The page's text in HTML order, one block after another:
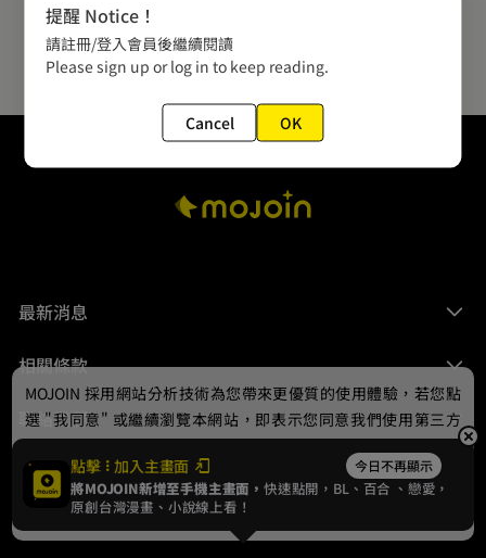
最新消息
相關條款
聯絡我們
© 2024 gamania Digital Entertainment Co., Ltd.
點擊 加入主畫面 今日不再顯示
將MOJOIN新增至手機主畫面，快速點開，BL、 百合 、戀愛，
原創台灣漫畫、小說線上看！
MOJOIN 採用網站分析技術為您帶來更優質的使用體驗，若您點
選 "我同意" 或繼續瀏覽本網站，即表示您同意我們使用第三方
Cookie，欲瞭解更多資訊請見隱私權政策。
我同意
提醒 Notice！
請註冊/登入會員後繼續閱讀
Please sign up or log in to keep reading.
Cancel OK